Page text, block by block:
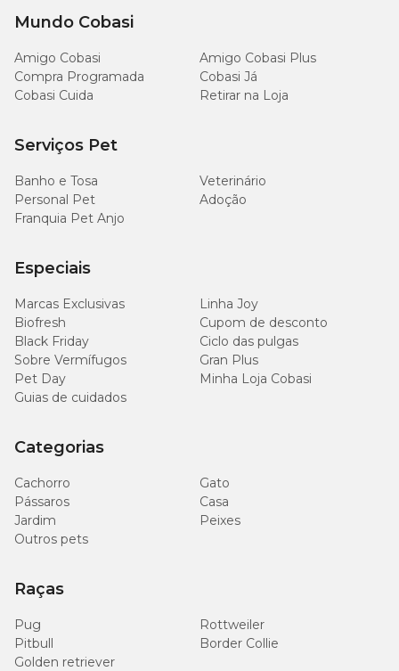
Mundo Cobasi
Amigo Cobasi
Amigo Cobasi Plus
Compra Programada
Cobasi Já
Cobasi Cuida
Retirar na Loja
Serviços Pet
Banho e Tosa
Veterinário
Personal Pet
Adoção
Franquia Pet Anjo
Especiais
Marcas Exclusivas
Linha Joy
Biofresh
Cupom de desconto
Black Friday
Ciclo das pulgas
Sobre Vermífugos
Gran Plus
Pet Day
Minha Loja Cobasi
Guias de cuidados
Categorias
Cachorro
Gato
Pássaros
Casa
Jardim
Peixes
Outros pets
Raças
Pug
Rottweiler
Pitbull
Border Collie
Golden retriever